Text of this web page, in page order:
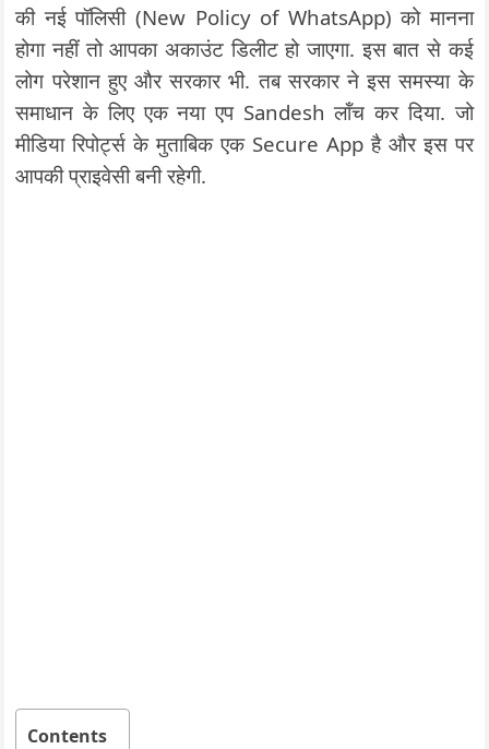
की नई पॉलिसी (New Policy of WhatsApp) को मानना
होगा नहीं तो आपका अकाउंट डिलीट हो जाएगा. इस बात से कई
लोग परेशान हुए और सरकार भी. तब सरकार ने इस समस्या के
समाधान के लिए एक नया एप Sandesh लॉंच कर दिया. जो
मीडिया रिपोर्ट्स के मुताबिक एक Secure App है और इस पर
आपकी प्राइवेसी बनी रहेगी.
Contents